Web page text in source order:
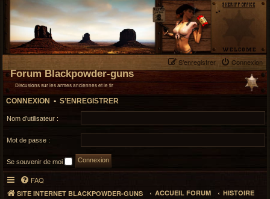
Connexion
S’enregistrer
Forum Blackpowder-guns
Discusions sur les armes anciennes et le tir
CONNEXION • S’ENREGISTRER
Nom d’utilisateur :
Mot de passe :
Se souvenir de moi
FAQ
SITE INTERNET BLACKPOWDER-GUNS ACCUEIL FORUM HISTOIRE